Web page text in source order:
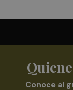
Conoce al